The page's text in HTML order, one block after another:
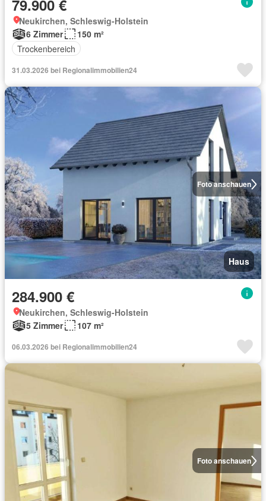
79.900 €
Neukirchen, Schleswig-Holstein
6 Zimmer
150 m²
Trockenbereich
31.03.2026 bei Regionalimmobilien24
Foto anschauen
Haus
284.900 €
Neukirchen, Schleswig-Holstein
5 Zimmer
107 m²
06.03.2026 bei Regionalimmobilien24
Foto anschauen